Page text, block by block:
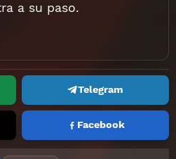
a su paso.
Telegram
Facebook